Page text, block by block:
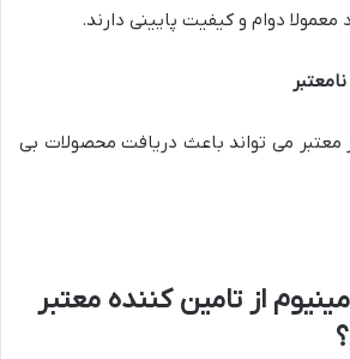
معمولا دوام و کیفیت پایینی دارند.
معتبر می تواند باعث دریافت محصولات بی
از تامین کننده معتبر